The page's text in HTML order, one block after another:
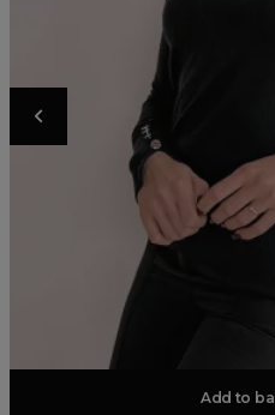
Add to